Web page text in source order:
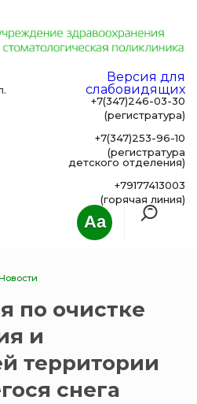
Aa
Версия для
слабовидящих
+7(347)246-03-30
(регистратура)
+7(347)253-96-10
(регистратура
детского отделения)
+79177413003
(горячая линия)
по очистке
и
территории
снега